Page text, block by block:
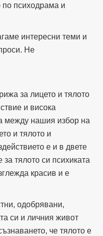
по психодрама и
интересни теми и
Не
за лицето и тялото
и висока
между нашия избор на
и тялото и
е и в двете
тялото си психиката
красив и е
одобрявани,
си и личния живот
че тялото е